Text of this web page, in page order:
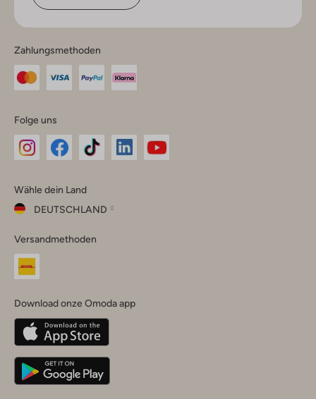
Zahlungsmethoden
Folge uns
Instagram
Facebook
TikTok
Wähle dein Land
DEUTSCHLAND
dein
Land
Belgique(Français)
Deutschland
Versandmethoden
Download onze Omoda app